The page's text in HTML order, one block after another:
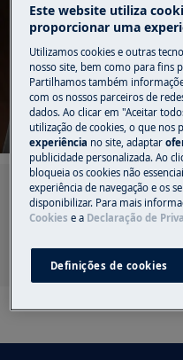
Apoio a
Pesquise entre os
Este website utiliza
proporcionar uma
Utilizamos cookies e outras
nosso site, bem como para fins
Partilhamos também
com os nossos parceiros de
dados. Ao clicar em "Aceitar
utilização de cookies, o que nos
experiência no site, adaptar
publicidade personalizada. Ao
bloqueia os cookies não
experiência de navegação e os
disponibilizar. Para mais
Cookies e a Declaração de
Definições de cookies